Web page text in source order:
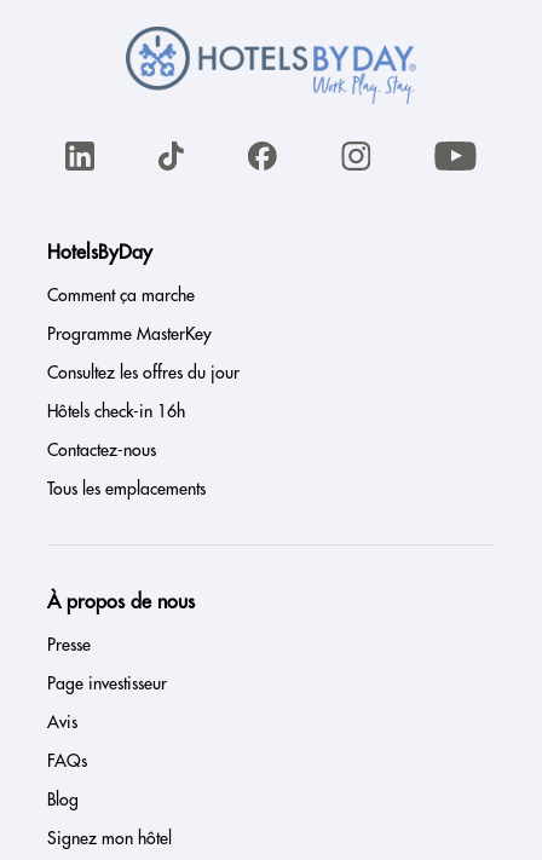
HotelsByDay
Comment ça marche
Programme MasterKey
Consultez les offres du jour
Hôtels check-in 16h
Contactez-nous
Tous les emplacements
À propos de nous
Presse
Page investisseur
Avis
FAQs
Blog
Signez mon hôtel